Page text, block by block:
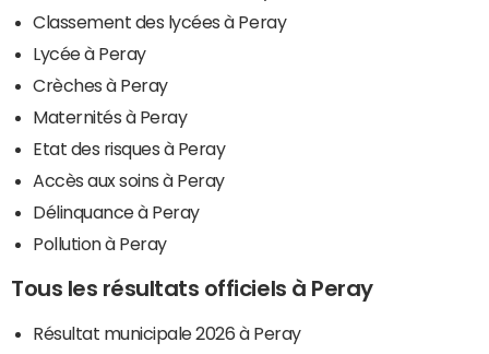
Classement des lycées à Peray
Lycée à Peray
Crèches à Peray
Maternités à Peray
Etat des risques à Peray
Accès aux soins à Peray
Délinquance à Peray
Pollution à Peray
Tous les résultats officiels à Peray
Résultat municipale 2026 à Peray